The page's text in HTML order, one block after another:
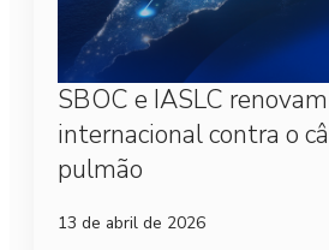
SBOC e IASLC
internacional contra o
pulmão
13 de abril de 2026